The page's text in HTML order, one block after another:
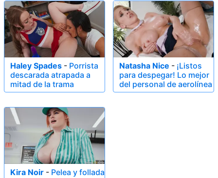
Haley Spades - Porrista
descarada atrapada a
mitad de la trama
Natasha Nice - ¡Listos
para despegar! Lo mejor
del personal de aerolínea
Kira Noir - Pelea y follada